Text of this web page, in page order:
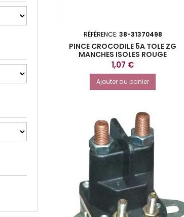
RÉFÉRENCE: 38-31370498
PINCE CROCODILE 5A TOLE ZG
MANCHES ISOLES ROUGE
Prix
1,07 €
Ajouter au panier